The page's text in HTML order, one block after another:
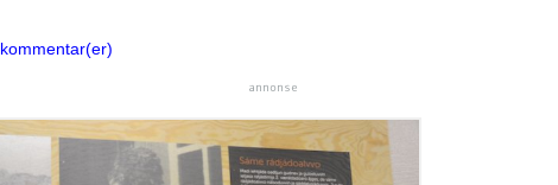
kommentar(er)